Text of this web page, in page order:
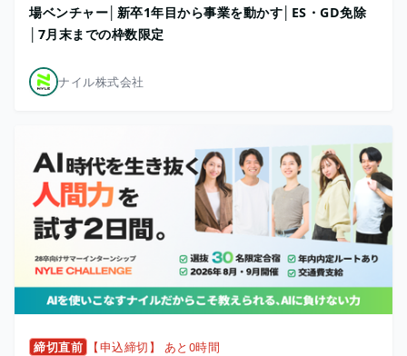
場ベンチャー│新卒1年目から事業を動かす│ES・GD免除
│7月末までの枠数限定
ナイル株式会社
締切直前 【申込締切】 あと0時間